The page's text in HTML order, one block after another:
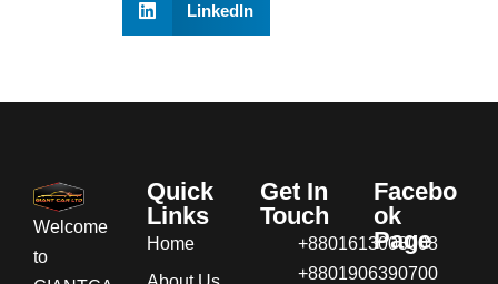
LinkedIn
Welcome
to
Quick
Links
Home
Get In
Touch
+8801613008008
+8801906390700
Facebo
ok
Page